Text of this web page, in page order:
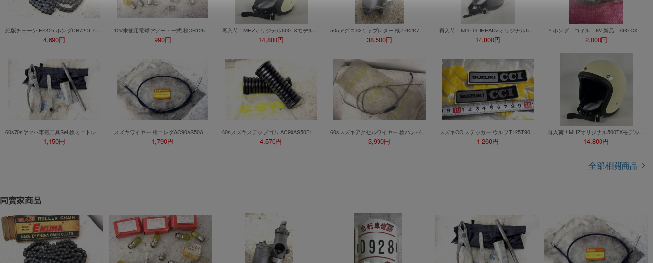
注意事項
【8月簽到活動】
活動期間：
2026年8月1日上午00:00開始至2026年8月31日晚上23:59結束。
每人單一帳號每日只可簽到1次，逾期不得補簽。
本月每完成簽到7次 ，系統會即時發放「$10 Letao Dollar」至會員帳戶中。
本月簽到活動最多可獲得「$40 Letao Dollar」。
會員需完成手機認證才可參加本活動，若要參加APP加碼活動，可掃瞄QRcode下載APP。
Letao Dollar使用規則：
4,690円 990円 14,800円 38,500円
再入荷！MOTORHEADZオリジナル500TXモデル グロスブラック 艶ありブラック M~XXL 即決でBELLレプリカステッカーをプレゼント！
14,800円
＊ホンダ コイル 6V 新品 S90 CS90 CL90 C201
2,000円
1,150円 1,790円 4,570円 3,990円
スズキCCIステッカー ウルフT125T90コレダK125GT750T250AC90T500バンバンRV50RG50マメタンミニタンK90K125AS50AC50GT380B120ハスラーTS125
1,260円
再入荷！MHZオリジナル500TXモデル エイジド・オフホワイト M~XXL ヴィンテージ仕様 即決でBELL 500TXレプリカステッカープレゼント
14,800円
全部相關商品
同賣家商品